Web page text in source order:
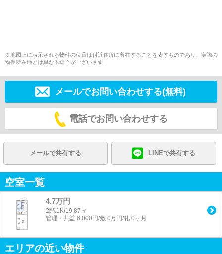
※地図上に表示される物件の位置は付近住所に所在することを表すものであり、実際の
物件所在地とは異なる場合がございます。
メールでお問い合わせする(無料)
電話でお問い合わせする
メールで共有する LINEで共有する
空室一覧
4.7万円
2階/1K/19.87㎡
管理・共益:6,000円/敷:0万円/礼:0ヶ月
エリアの近い物件